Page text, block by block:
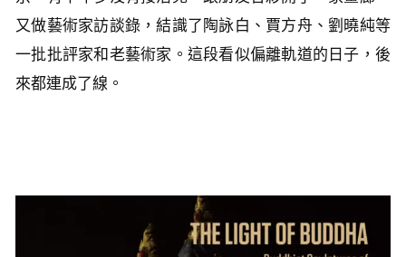
又做藝術家訪談錄，結識了陶詠白、賈方舟、劉曉純等
一批批評家和老藝術家。這段看似偏離軌道的日子，後
來都連成了線。